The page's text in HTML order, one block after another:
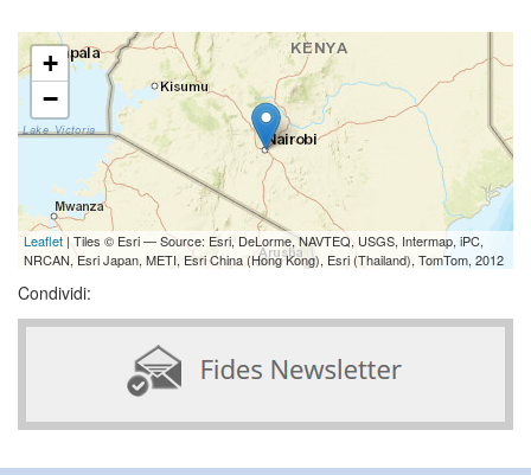
+
−
Leaflet | Tiles © Esri — Source: Esri, DeLorme, NAVTEQ, USGS, Intermap, iPC,
NRCAN, Esri Japan, METI, Esri China (Hong Kong), Esri (Thailand), TomTom, 2012
Condividi: